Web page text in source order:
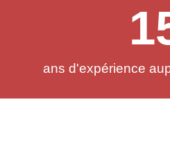
ans d'expérience